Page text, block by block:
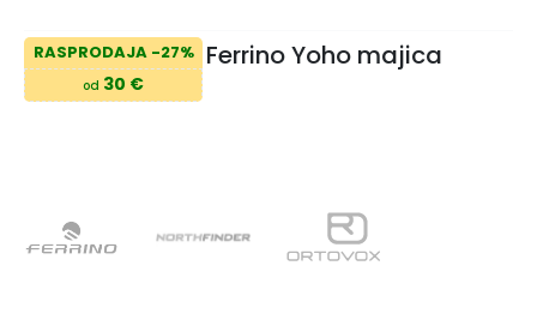
RASPRODAJA -27%
od 30 €
Ferrino Yoho majica